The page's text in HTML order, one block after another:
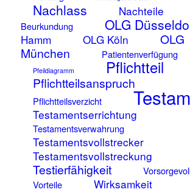
Nachlass Nachteile
Beurkundung
OLG
Hamm
OLG Köln
OLG
München
Patientenverfügung
Pfeildiagramm Pflichtteil
Pflichtteilsanspruch
Pflichtteilsverzicht
Testamentserrichtung
Testamentsverwahrung
Testamentsvollstrecker
Testamentsvollstreckung
Testierfähigkeit
Vorteile
Wirksamkeit